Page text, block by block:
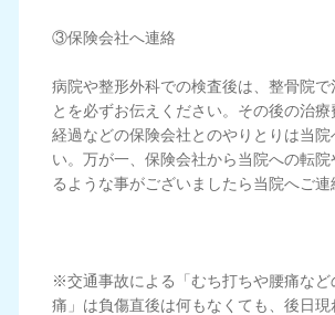
③保険会社へ連絡
病院や整形外科での検査後は、整骨院で
とを必ずお伝えください。その後の治
経過などの保険会社とのやりとりは当院
い。万が一、保険会社から当院への転院
るような事がございましたら当院へご連
※交通事故による「むち打ちや腰痛など
痛」は負傷直後は何もなくても、後日現